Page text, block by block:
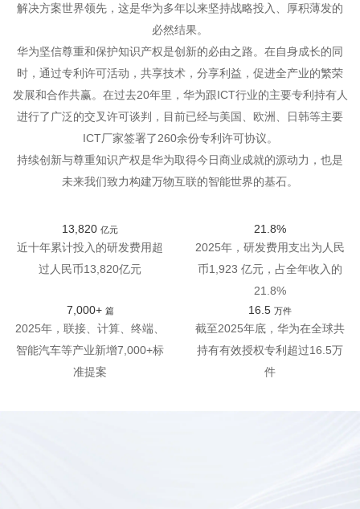
解决方案世界领先，这是华为多年以来坚持战略投入、厚积薄发的
必然结果。
华为坚信尊重和保护知识产权是创新的必由之路。在自身成长的同
时，通过专利许可活动，共享技术，分享利益，促进全产业的繁荣
发展和合作共赢。在过去20年里，华为跟ICT行业的主要专利持有人
进行了广泛的交叉许可谈判，目前已经与美国、欧洲、日韩等主要
ICT厂家签署了260余份专利许可协议。
持续创新与尊重知识产权是华为取得今日商业成就的源动力，也是
未来我们致力构建万物互联的智能世界的基石。
13,820 亿元
近十年累计投入的研发费用超
过人民币13,820亿元
21.8%
2025年，研发费用支出为人民
币1,923 亿元，占全年收入的
21.8%
7,000+ 篇
2025年，联接、计算、终端、
智能汽车等产业新增7,000+标
准提案
16.5 万件
截至2025年底，华为在全球共
持有有效授权专利超过16.5万
件